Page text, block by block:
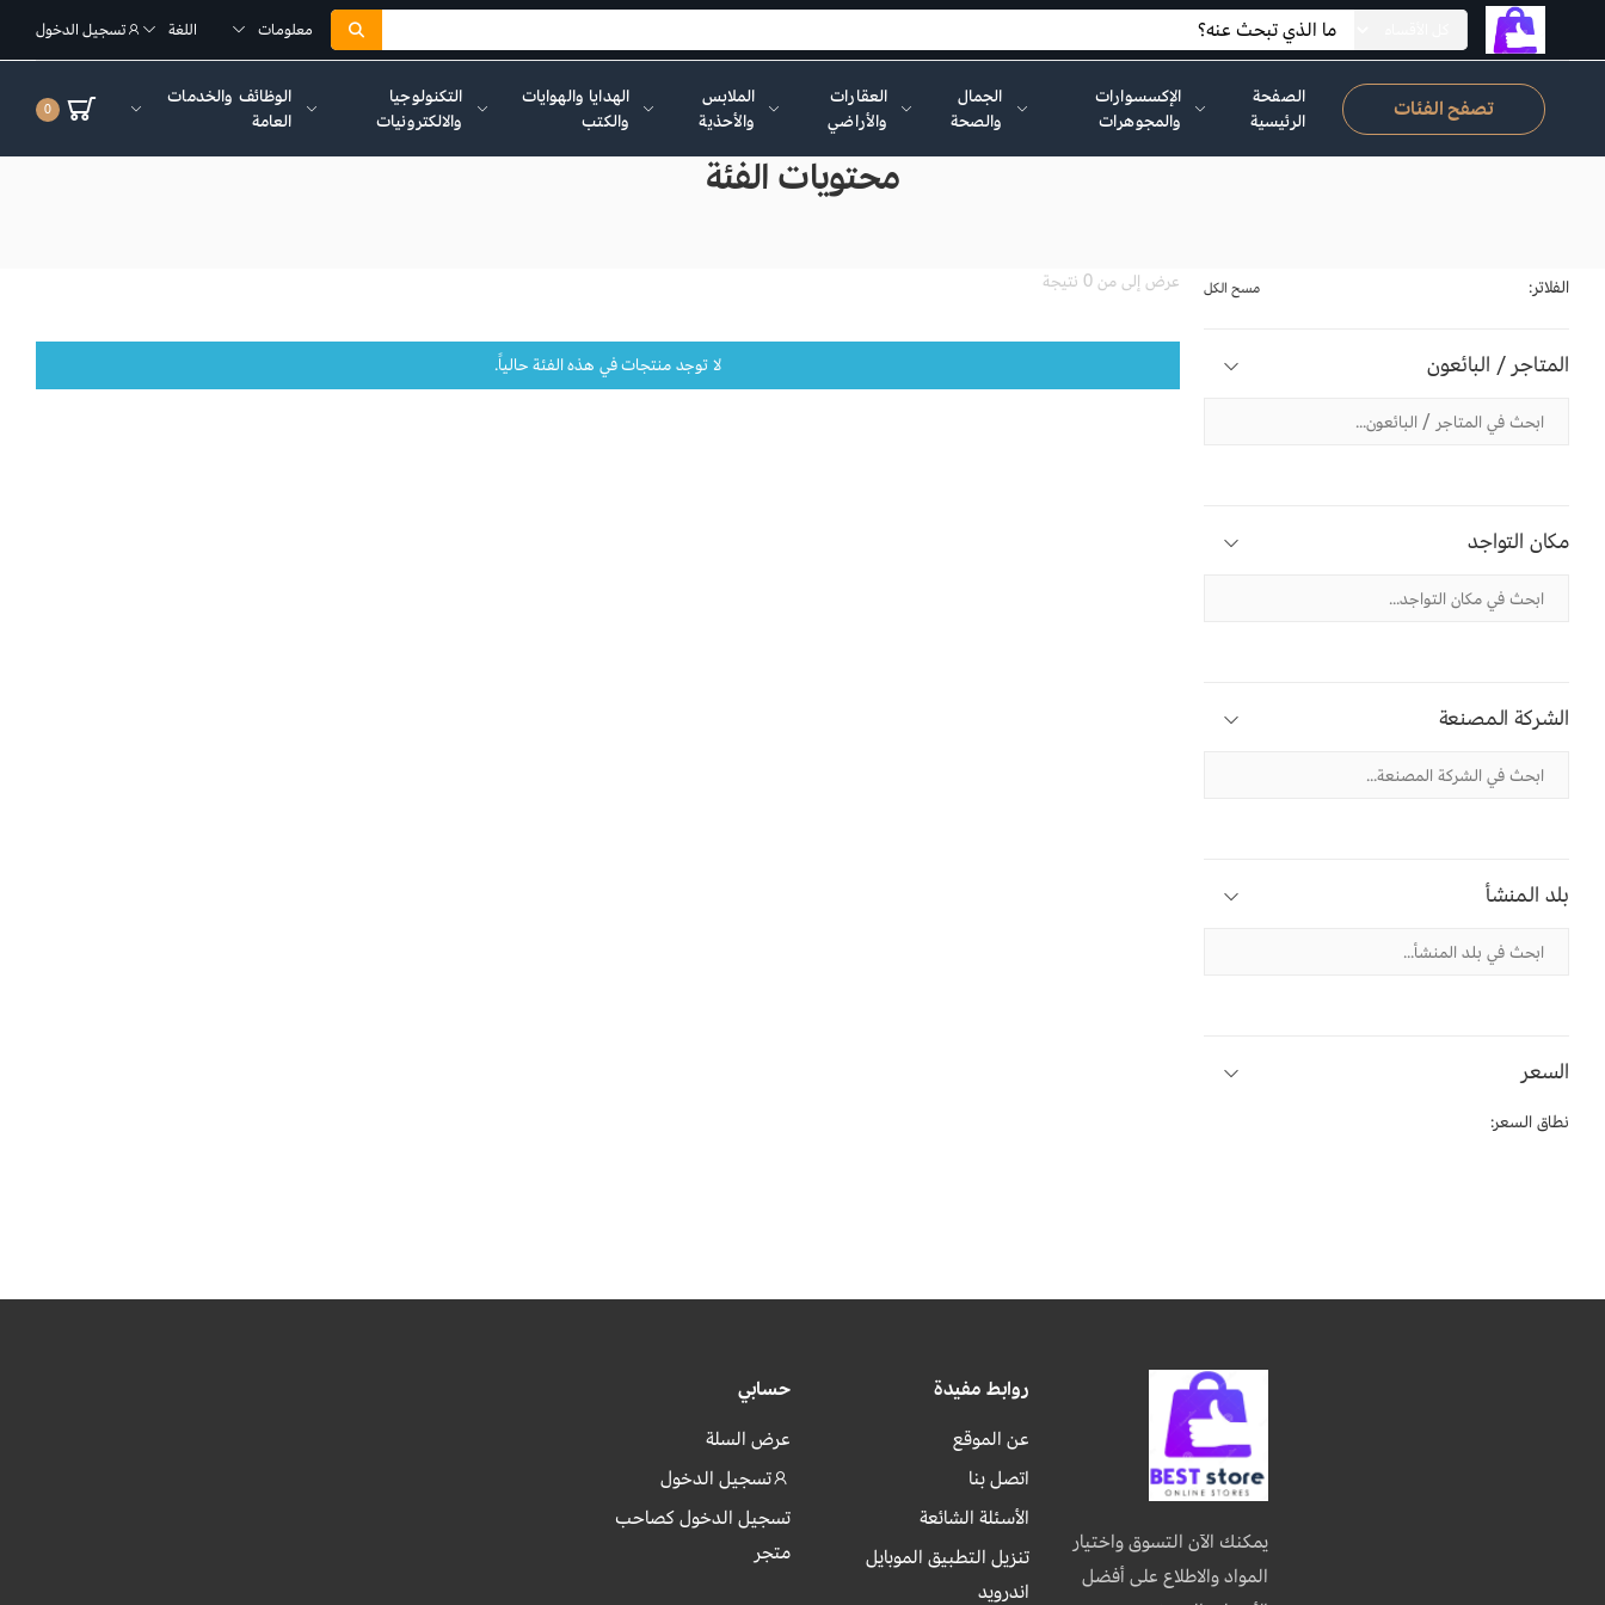
معلومات اللغة تسجيل الدخول
تصفح الفئات
الصفحة
الرئيسية
الإكسسوارات
والمجوهرات
الجمال
والصحة
العقارات
والأراضي
الملابس
والأحذية
الهدايا والهوايات
والكتب
التكنولوجيا
والالكترونيات
الوظائف والخدمات
العامة
0
محتويات الفئة
عرض إلى من 0 نتيجة
لا توجد منتجات في هذه الفئة حالياً.
الفلاتر: مسح الكل
المتاجر / البائعون
مكان التواجد
الشركة المصنعة
بلد المنشأ
السعر
نطاق السعر:
يمكنك الآن التسوق واختيار
المواد والاطلاع على أفضل
روابط مفيدة
عن الموقع
اتصل بنا
الأسئلة الشائعة
تنزيل التطبيق الموبايل
اندرويد
حسابي
عرض السلة
تسجيل الدخول
تسجيل الدخول كصاحب
متجر